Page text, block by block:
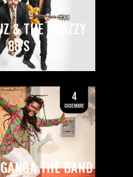
& THE CRAZZY
88’S
THE BAND